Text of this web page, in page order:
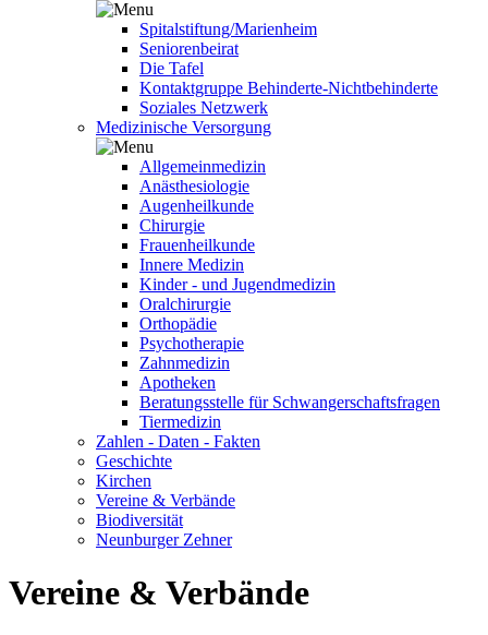
Spitalstiftung/Marienheim
Seniorenbeirat
Die Tafel
Kontaktgruppe Behinderte-Nichtbehinderte
Soziales Netzwerk
Medizinische Versorgung
Allgemeinmedizin
Anästhesiologie
Augenheilkunde
Chirurgie
Frauenheilkunde
Innere Medizin
Kinder - und Jugendmedizin
Oralchirurgie
Orthopädie
Psychotherapie
Zahnmedizin
Apotheken
Beratungsstelle für Schwangerschaftsfragen
Tiermedizin
Zahlen - Daten - Fakten
Geschichte
Kirchen
Vereine & Verbände
Biodiversität
Neunburger Zehner
Vereine & Verbände